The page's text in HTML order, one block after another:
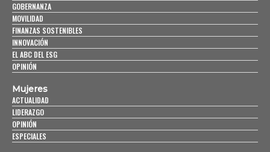
GOBERNANZA
MOVILIDAD
FINANZAS SOSTENIBLES
INNOVACIÓN
EL ABC DEL ESG
OPINIÓN
Mujeres
ACTUALIDAD
LIDERAZGO
OPINIÓN
ESPECIALES